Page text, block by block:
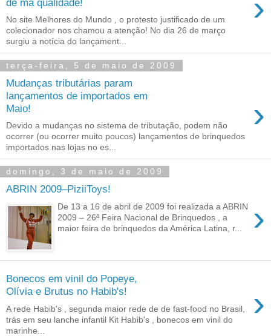
›
No site Melhores do Mundo , o protesto justificado de um
colecionador nos chamou a atenção! No dia 26 de março
surgiu a notícia do lançament...
terça-feira, 5 de maio de 2009
Mudanças tributárias param
lançamentos de importados em
Maio!
›
Devido a mudanças no sistema de tributação, podem não
ocorrer (ou ocorrer muito poucos) lançamentos de brinquedos
importados nas lojas no es...
domingo, 3 de maio de 2009
ABRIN 2009–PiziiToys!
›
De 13 a 16 de abril de 2009 foi realizada a ABRIN
2009 – 26ª Feira Nacional de Brinquedos , a
maior feira de brinquedos da América Latina, r...
Bonecos em vinil do Popeye,
Olívia e Brutus no Habib's!
›
A rede Habib's , segunda maior rede de de fast-food no Brasil,
trás em seu lanche infantil Kit Habib's , bonecos em vinil do
marinhe...